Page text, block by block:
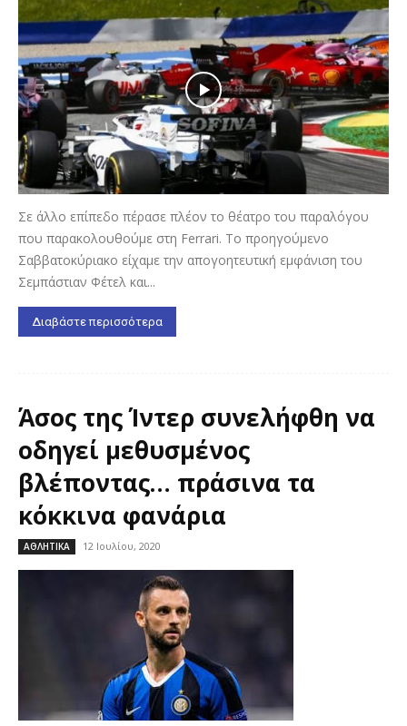
Σε άλλο επίπεδο πέρασε πλέον το θέατρο του παραλόγου
που παρακολουθούμε στη Ferrari. Το προηγούμενο
Σαββατοκύριακο είχαμε την απογοητευτική εμφάνιση του
Σεμπάστιαν Φέτελ και...
Διαβάστε περισσότερα
Άσος της Ίντερ συνελήφθη να
οδηγεί μεθυσμένος
βλέποντας… πράσινα τα
κόκκινα φανάρια
ΑΘΛΗΤΙΚΑ 12 Ιουλίου, 2020